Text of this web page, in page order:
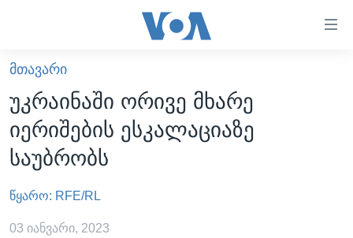
ხელმისაწვდომობისთვის
გადადით
მთავარზე
გადადით
მთავარ
ნავიგაციაზე
გადადით
ძიებაზე
ᲐᲮᲐᲚᲘ ᲐᲛᲑᲔᲑᲘ
ᲡᲐᲥᲐᲠᲗᲕᲔᲚᲝ
ᲐᲨᲨ
ᲐᲨᲨ-ᲘᲡ ᲐᲠᲩᲔᲕᲜᲔᲑᲘ 2024
ᲛᲡᲝᲤᲚᲘᲝ
ᲛᲗᲐᲕᲐᲠᲘ
უკრაინაში ორივე მხარე
იერიშების ესკალაციაზე
საუბრობს
წყარო: RFE/RL
03 იანვარი, 2023